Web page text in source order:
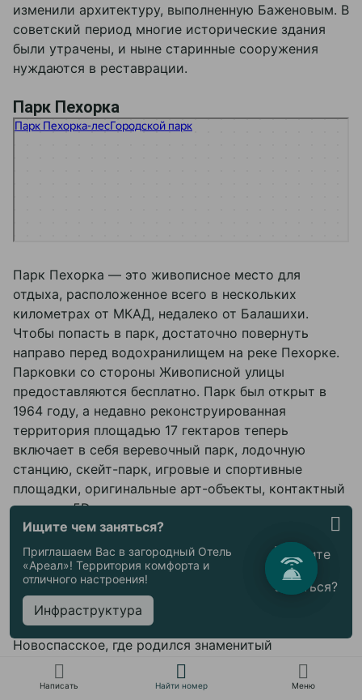
Написать Найти номер Меню
изменили архитектуру, выполненную Баженовым. В
советский период многие исторические здания
были утрачены, и ныне старинные сооружения
нуждаются в реставрации.
Парк Пехорка
Парк Пехорка-лес
Лесопарк в Москве и Московской области
Парк Пехорка — это живописное место для
отдыха, расположенное всего в нескольких
километрах от МКАД, недалеко от Балашихи.
Чтобы попасть в парк, достаточно повернуть
направо перед водохранилищем на реке Пехорке.
Парковки со стороны Живописной улицы
предоставляются бесплатно. Парк был открыт в
1964 году, а недавно реконструированная
территория площадью 17 гектаров теперь
включает в себя веревочный парк, лодочную
станцию, скейт-парк, игровые и спортивные
площадки, оригинальные арт-объекты, контактный
зоопарк, 5D-кинотеатр и уютные дорожки для
прогулок, что делает его отличным местом для
активного и семейного отдыха.
Музей-усадьба Глинки в Новоспасском
Музей-усадьба Глинки расположена в селе
Новоспасское, где родился знаменитый
композитор Михаил Глинка. Село находится в 25
км от Ельни, на юго-востоке Смоленской области.
Ищите чем заняться?
Приглашаем Вас в загородный Отель
«Ареал»! Территория комфорта и
отличного настроения!
Инфраструктура
Применить
Применить